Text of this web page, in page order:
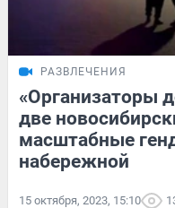
РАЗВЛЕЧЕНИЯ
«Организаторы
две
масштабные
набережной
15 октября, 2023, 15:10